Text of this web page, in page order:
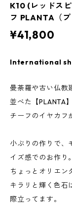
K10 (レッドス
フ PLANTA（プ
¥41,800
International
曼荼羅や古い仏教
並べた【PLANTA
チーフのイヤカフ
小ぶりの作りで、
イズ感でのお作り。
ちょっとオリエン
キラリと輝く色石
際立ってます。